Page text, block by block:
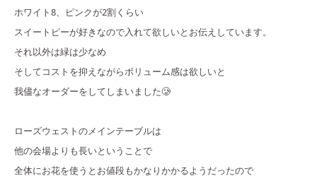
ホワイト8、ピンクが2割くらい
スイートピーが好きなので入れて欲しいとお伝えしています。
それ以外は緑は少なめ
そしてコストを抑えながらボリューム感は欲しいと
我儘なオーダーをしてしまいました🥲
ローズウェストのメインテーブルは
他の会場よりも長いということで
全体にお花を使うとお値段もかなりかかるようだったので